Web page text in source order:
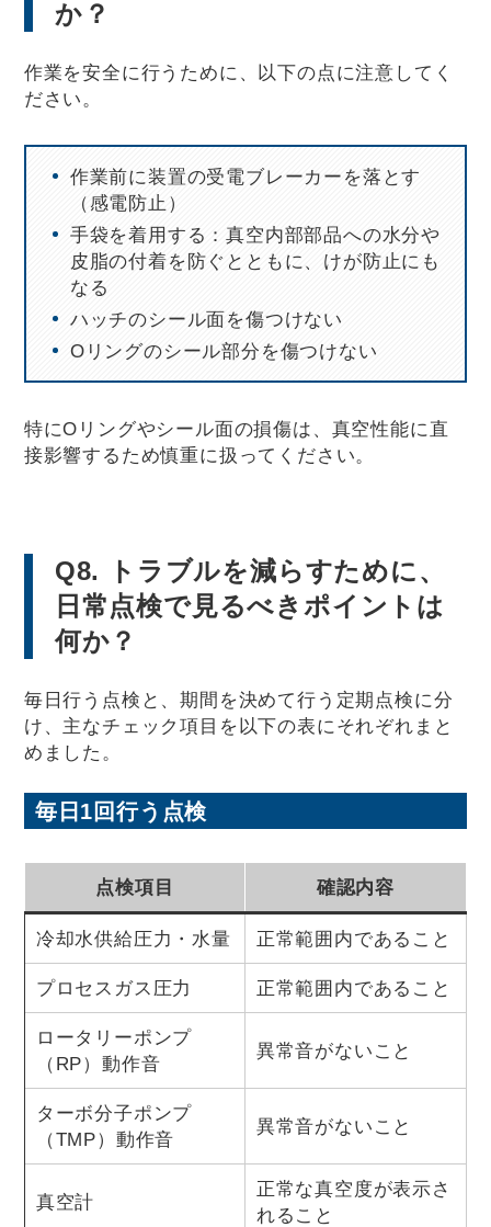
か？
作業を安全に行うために、以下の点に注意してく
ださい。
作業前に装置の受電ブレーカーを落とす
（感電防止）
手袋を着用する：真空内部部品への水分や
皮脂の付着を防ぐとともに、けが防止にも
なる
ハッチのシール面を傷つけない
Oリングのシール部分を傷つけない
特にOリングやシール面の損傷は、真空性能に直
接影響するため慎重に扱ってください。
Q8. トラブルを減らすために、
日常点検で見るべきポイントは
何か？
毎日行う点検と、期間を決めて行う定期点検に分
け、主なチェック項目を以下の表にそれぞれまと
めました。
毎日1回行う点検
点検項目 確認内容
冷却水供給圧力・水量 正常範囲内であること
プロセスガス圧力 正常範囲内であること
ロータリーポンプ
（RP）動作音
異常音がないこと
ターボ分子ポンプ
（TMP）動作音
異常音がないこと
真空計
正常な真空度が表示さ
れること